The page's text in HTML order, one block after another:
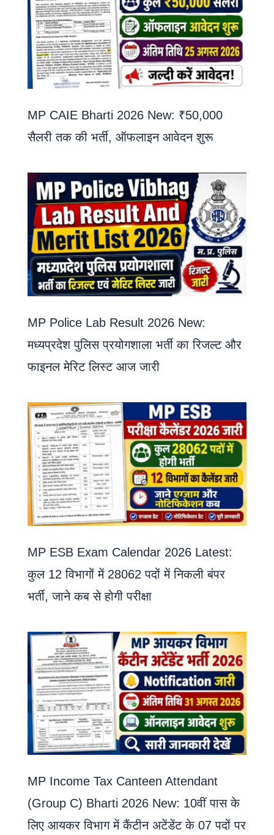
MP CAIE Bharti 2026 New: ₹50,000
सैलरी तक की भर्ती, ऑफलाइन आवेदन शुरू
MP Police Lab Result 2026 New:
मध्यप्रदेश पुलिस प्रयोगशाला भर्ती का रिजल्ट और
फाइनल मेरिट लिस्ट आज जारी
MP ESB Exam Calendar 2026 Latest:
कुल 12 विभागों में 28062 पदों में निकली बंपर
भर्ती, जाने कब से होगी परीक्षा
MP Income Tax Canteen Attendant
(Group C) Bharti 2026 New: 10वीं पास के
लिए आयकर विभाग में कैंटीन अटेंडेंट के 07 पदों पर